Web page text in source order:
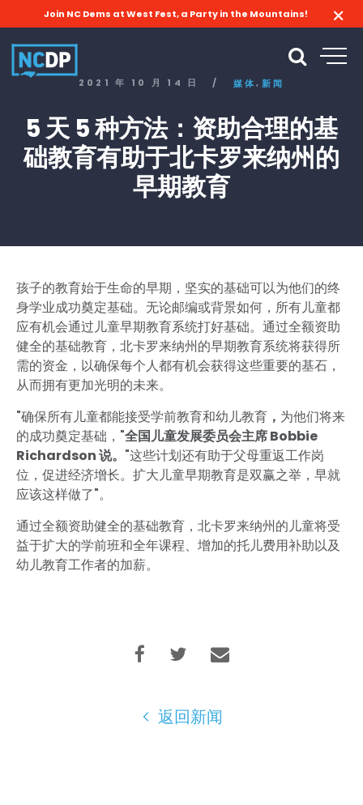
Join NC Dems at West Fest, a Party in the Mountains!
2021 年 10 月 14 日 / 媒体, 新闻
5 天 5 种方法：资助合理的基
础教育有助于北卡罗来纳州的
早期教育
孩子的教育始于生命的早期，坚实的基础可以为他们的终
身学业成功奠定基础。无论邮编或背景如何，所有儿童都
应有机会通过儿童早期教育系统打好基础。通过全额资助
健全的基础教育，北卡罗来纳州的早期教育系统将获得所
需的资金，以确保每个人都有机会获得这些重要的基石，
从而拥有更加光明的未来。
"确保所有儿童都能接受学前教育和幼儿教育 ， 为他们将来
的成功奠定基础，"全国儿童发展委员会主席 Bobbie
Richardson 说。 "这些计划还有助于父母重返工作岗
位，促进经济增长。扩大儿童早期教育是双赢之举，早就
应该这样做了"。
通过全额资助健全的基础教育，北卡罗来纳州的儿童将受
益于扩大的学前班和全年课程、增加的托儿费用补助以及
幼儿教育工作者的加薪。
返回新闻